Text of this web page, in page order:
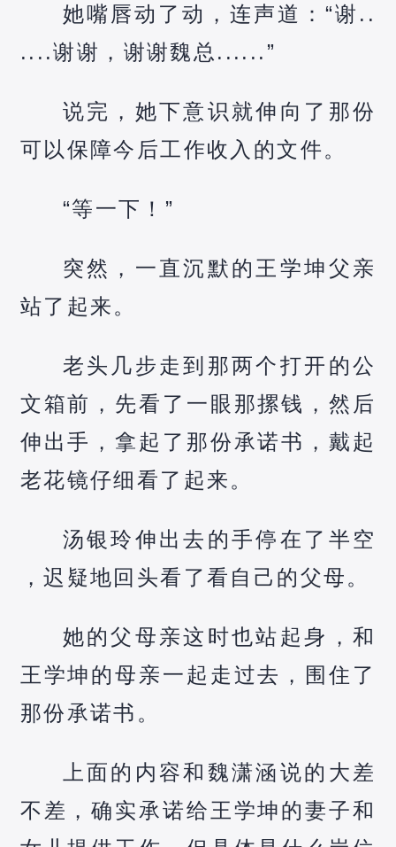
她嘴唇动了动，连声道：“谢..
....谢谢，谢谢魏总......”
说完，她下意识就伸向了那份
可以保障今后工作收入的文件。
“等一下！”
突然，一直沉默的王学坤父亲
站了起来。
老头几步走到那两个打开的公
文箱前，先看了一眼那摞钱，然后
伸出手，拿起了那份承诺书，戴起
老花镜仔细看了起来。
汤银玲伸出去的手停在了半空
，迟疑地回头看了看自己的父母。
她的父母亲这时也站起身，和
王学坤的母亲一起走过去，围住了
那份承诺书。
上面的内容和魏潇涵说的大差
不差，确实承诺给王学坤的妻子和